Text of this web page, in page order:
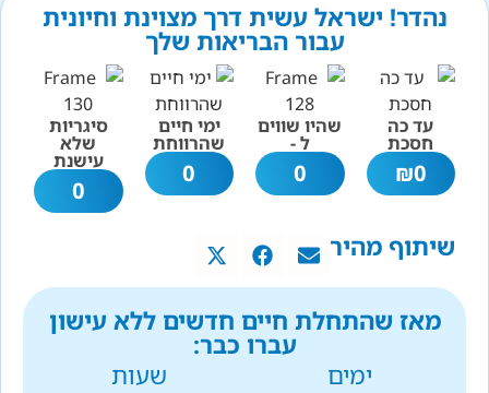
נהדר! ישראל עשית דרך מצוינת וחיונית
עבור הבריאות שלך
עד כה
חסכת
0
₪
שהיו שווים
ל -
0
ימי חיים
שהרווחת
0
סיגריות
שלא
עישנת
0
שיתוף מהיר
מאז שהתחלת חיים חדשים ללא עישון
עברו כבר:
ימים
שעות